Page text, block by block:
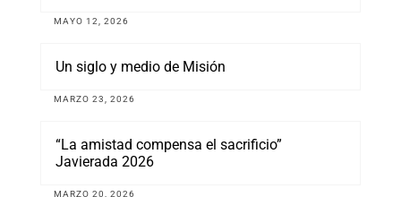
MAYO 12, 2026
Un siglo y medio de Misión
MARZO 23, 2026
“La amistad compensa el sacrificio”
Javierada 2026
MARZO 20, 2026